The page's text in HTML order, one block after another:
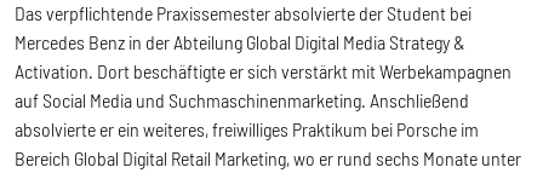
Das verpflichtende Praxissemester absolvierte der Student bei
Mercedes Benz in der Abteilung Global Digital Media Strategy &
Activation. Dort beschäftigte er sich verstärkt mit Werbekampagnen
auf Social Media und Suchmaschinenmarketing. Anschließend
absolvierte er ein weiteres, freiwilliges Praktikum bei Porsche im
Bereich Global Digital Retail Marketing, wo er rund sechs Monate unter